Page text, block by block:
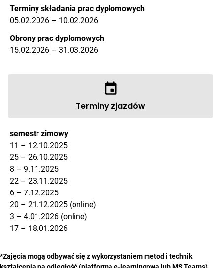
Terminy składania prac dyplomowych
05.02.2026 – 10.02.2026
Obrony prac dyplomowych
15.02.2026 – 31.03.2026
Terminy zjazdów
semestr zimowy
11 – 12.10.2025
25 – 26.10.2025
8 – 9.11.2025
22 – 23.11.2025
6 – 7.12.2025
20 – 21.12.2025 (online)
3 – 4.01.2026 (online)
17 – 18.01.2026
*Zajęcia mogą odbywać się z wykorzystaniem metod i technik